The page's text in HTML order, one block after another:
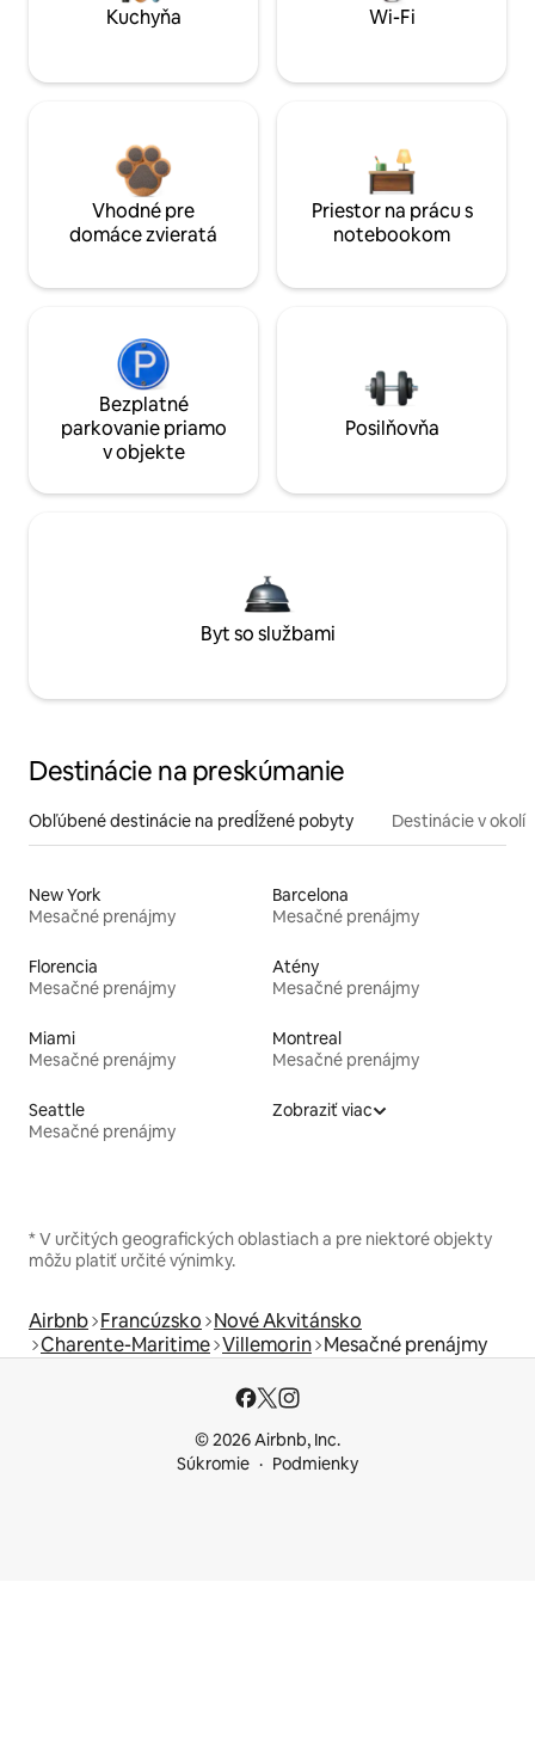
Kuchyňa Wi-Fi
Vhodné pre
domáce zvieratá
Priestor na prácu s
notebookom
Bezplatné
parkovanie priamo
v objekte
Posilňovňa
Byt so službami
Destinácie na preskúmanie
Obľúbené destinácie na predĺžené pobyty Destinácie v okolí
New York
Mesačné prenájmy
Barcelona
Mesačné prenájmy
Florencia
Mesačné prenájmy
Atény
Mesačné prenájmy
Miami
Mesačné prenájmy
Montreal
Mesačné prenájmy
Seattle
Mesačné prenájmy
Zobraziť viac
* V určitých geografických oblastiach a pre niektoré objekty
môžu platiť určité výnimky.
Airbnb Francúzsko Nové Akvitánsko
Charente-Maritime Villemorin Mesačné prenájmy
© 2026 Airbnb, Inc.
Súkromie
Podmienky